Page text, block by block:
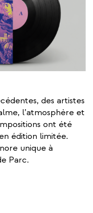
des artistes
l’atmosphère et
ont été
édition limitée.
unique à
Parc.